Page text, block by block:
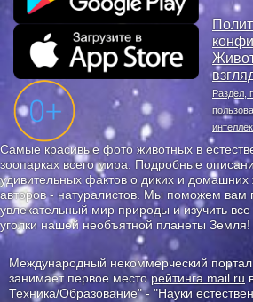
Раздел,
Самые красивые фото животных в
зоопарках всего мира. Подробные
удивительных фактов о диких и
авторов - натуралистов. Мы поможем вам
увлекательный мир природы и изучить
уголки нашей необъятной планеты Земля!
Международный некоммерческий
занимает первое месторейтинга mail.ru
Техника/Образование" - "Науки